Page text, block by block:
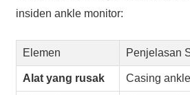
insiden ankle monitor:
Elemen Penjelasan
Alat yang rusak Casing